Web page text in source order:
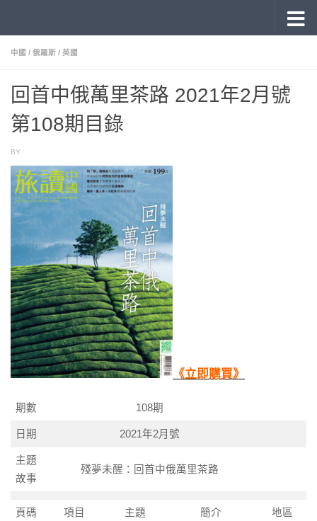
中國 / 俄羅斯 / 英國
回首中俄萬里茶路 2021年2月號
第108期目錄
BY ·
《立即購買》
期數 108期
日期 2021年2月號
主題
故事
殘夢未醒：回首中俄萬里茶路
頁碼 項目 主題 簡介 地區